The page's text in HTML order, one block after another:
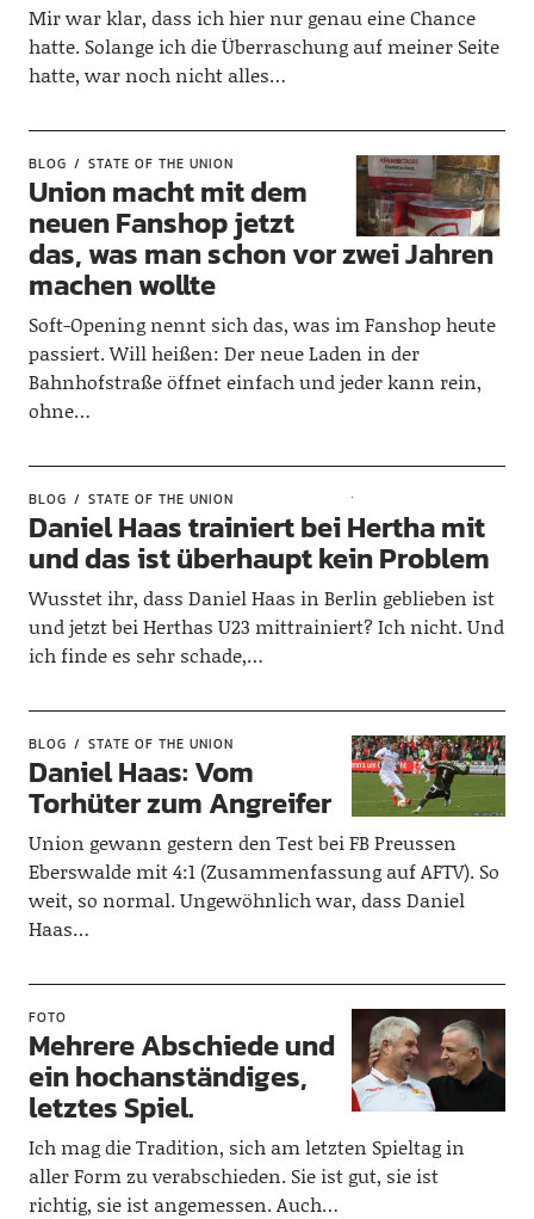
Mir war klar, dass ich hier nur genau eine Chance
hatte. Solange ich die Überraschung auf meiner Seite
hatte, war noch nicht alles…
BLOG STATE OF THE UNION
Union macht mit dem
neuen Fanshop jetzt
das, was man schon vor zwei Jahren
machen wollte
Soft-Opening nennt sich das, was im Fanshop heute
passiert. Will heißen: Der neue Laden in der
Bahnhofstraße öffnet einfach und jeder kann rein,
ohne…
BLOG STATE OF THE UNION
Daniel Haas trainiert bei Hertha mit
und das ist überhaupt kein Problem
Wusstet ihr, dass Daniel Haas in Berlin geblieben ist
und jetzt bei Herthas U23 mittrainiert? Ich nicht. Und
ich finde es sehr schade,…
BLOG STATE OF THE UNION
Daniel Haas: Vom
Torhüter zum Angreifer
Union gewann gestern den Test bei FB Preussen
Eberswalde mit 4:1 (Zusammenfassung auf AFTV). So
weit, so normal. Ungewöhnlich war, dass Daniel
Haas…
FOTO
Mehrere Abschiede und
ein hochanständiges,
letztes Spiel.
Ich mag die Tradition, sich am letzten Spieltag in
aller Form zu verabschieden. Sie ist gut, sie ist
richtig, sie ist angemessen. Auch…